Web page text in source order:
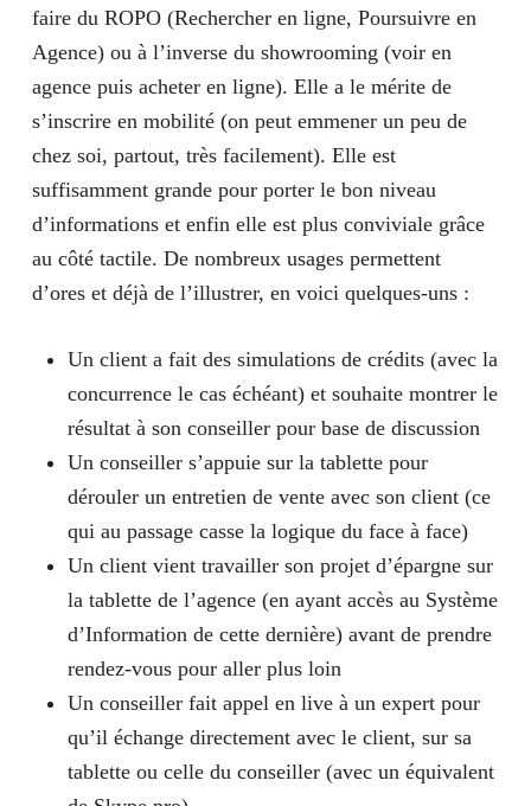
faire du ROPO(Rechercher en ligne, Poursuivre en
Agence) ou à l’inverse du showrooming (voir en
agence puis acheter en ligne). Elle a le mérite de
s’inscrire en mobilité (on peut emmener un peu de
chez soi, partout, très facilement). Elle est
suffisamment grande pour porter le bon niveau
d’informations et enfin elle est plus conviviale grâce
au côté tactile. De nombreux usages permettent
d’ores et déjà de l’illustrer, en voici quelques-uns :
Un client a fait des simulations de crédits (avec la
concurrence le cas échéant) et souhaite montrer le
résultat à son conseiller pour base de discussion
Un conseiller s’appuie sur la tablette pour
dérouler un entretien de vente avec son client (ce
qui au passage casse la logique du face à face)
Un client vient travailler son projet d’épargne sur
la tablette de l’agence (en ayant accès au Système
d’Information de cette dernière) avant de prendre
rendez-vous pour aller plus loin
Un conseiller fait appel en live à un expert pour
qu’il échange directement avec le client, sur sa
tablette ou celle du conseiller (avec un équivalent